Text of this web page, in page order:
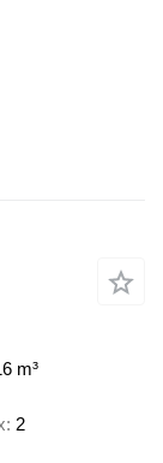
m³
2